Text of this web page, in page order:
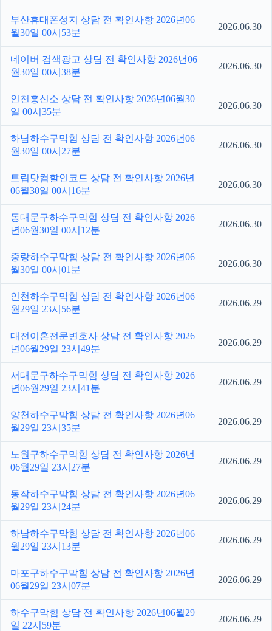
부산휴대폰성지 상담 전 확인사항 2026년06
월30일 00시53분
2026.06.30
네이버 검색광고 상담 전 확인사항 2026년06
월30일 00시38분
2026.06.30
인천흥신소 상담 전 확인사항 2026년06월30
일 00시35분
2026.06.30
하남하수구막힘 상담 전 확인사항 2026년06
월30일 00시27분
2026.06.30
트립닷컴할인코드 상담 전 확인사항 2026년
06월30일 00시16분
2026.06.30
동대문구하수구막힘 상담 전 확인사항 2026
년06월30일 00시12분
2026.06.30
중랑하수구막힘 상담 전 확인사항 2026년06
월30일 00시01분
2026.06.30
인천하수구막힘 상담 전 확인사항 2026년06
월29일 23시56분
2026.06.29
대전이혼전문변호사 상담 전 확인사항 2026
년06월29일 23시49분
2026.06.29
서대문구하수구막힘 상담 전 확인사항 2026
년06월29일 23시41분
2026.06.29
양천하수구막힘 상담 전 확인사항 2026년06
월29일 23시35분
2026.06.29
노원구하수구막힘 상담 전 확인사항 2026년
06월29일 23시27분
2026.06.29
동작하수구막힘 상담 전 확인사항 2026년06
월29일 23시24분
2026.06.29
하남하수구막힘 상담 전 확인사항 2026년06
월29일 23시13분
2026.06.29
마포구하수구막힘 상담 전 확인사항 2026년
06월29일 23시07분
2026.06.29
하수구막힘 상담 전 확인사항 2026년06월29
일 22시59분
2026.06.29